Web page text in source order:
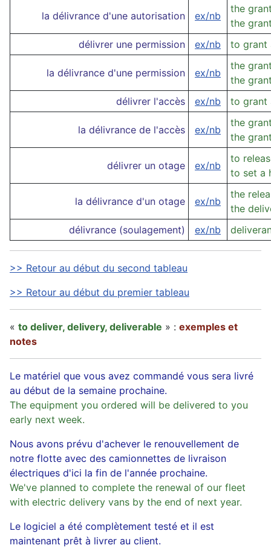
la délivrance d'une autorisation ex/nb
the
the
délivrer une permission
ex/nb to grant
la délivrance d'une permission ex/nb
the
the
délivrer l'accès
ex/nb to grant
la délivrance de l'accès ex/nb
the
the
délivrer un otage ex/nb
to
to set a
la délivrance d'un otage ex/nb
the
the
délivrance (soulagement)
ex/nb
>> Retour au début du second tableau
>> Retour au début du premier tableau
« to deliver, delivery, deliverable » : exemples et
notes
Le matériel que vous avez commandé vous sera livré
au début de la semaine prochaine.
The equipment you ordered will be delivered to you
early next week.
Nous avons prévu d'achever le renouvellement de
notre flotte avec des camionnettes de livraison
électriques d'ici la fin de l'année prochaine.
We've planned to complete the renewal of our fleet
with electric delivery vans by the end of next year.
Le logiciel a été complètement testé et il est
maintenant prêt à livrer au client.